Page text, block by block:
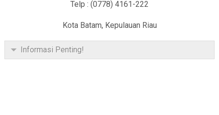
Telp : (0778) 4161-222
Kota Batam, Kepulauan Riau
Informasi Penting!